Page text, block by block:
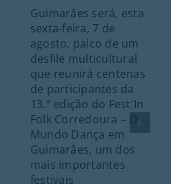
Guimarães será, esta
sexta-feira, 7 de
agosto, palco de um
desfile multicultural
que reunirá centenas
de participantes da
13.ª edição do Fest'In
Folk Corredoura – O
Mundo Dança em
Guimarães, um dos
mais importantes
festivais